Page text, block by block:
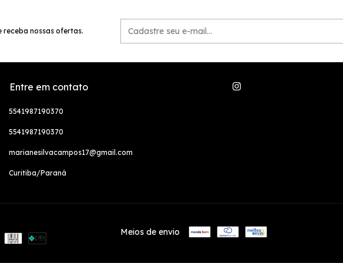
receba nossas ofertas.
Entre em contato
5541987190370
5541987190370
marianesilvacampos17@gmail.com
Curitiba/Paraná
Meios de envio